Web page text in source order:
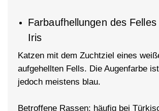
Farbaufhellungen des
Iris
Katzen mit dem Zuchtziel eines
aufgehellten Fells. Die Augenfarbe
jedoch meistens blau.
Betroffene Rassen: häufig bei